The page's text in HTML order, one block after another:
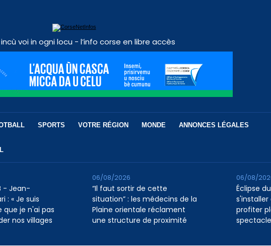
incù voi in ogni locu - l’info corse en libre accès
SPORTS VOTRE RÉGION MONDE ANNONCES LÉGALES
- Jean-
: « Je suis
je n'ai pas
nos villages
“Il faut sortir de cette
situation” : les médecins de la
Plaine orientale réclament
une structure de proximité
06/08/2026
Éclipse
profiter
06/08/